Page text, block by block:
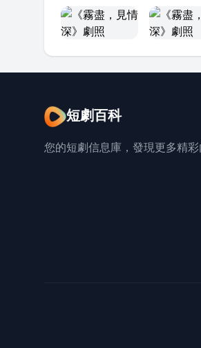
短劇百科
您的短劇信息庫，發現更多精彩